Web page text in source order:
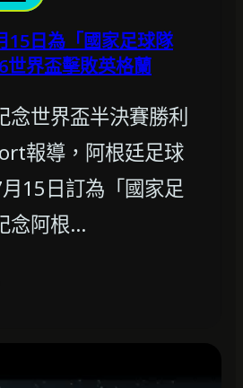
15日為「國家足球隊
世界盃擊敗英格蘭
念世界盃半決賽勝利
報導，阿根廷足球
15日訂為「國家足
念阿根…